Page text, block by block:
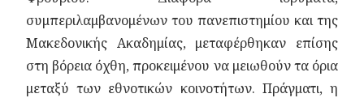
συμπεριλαμβανομένων του πανεπιστημίου και της
Μακεδονικής Ακαδημίας, μεταφέρθηκαν επίσης
στη βόρεια όχθη, προκειμένου να μειωθούν τα όρια
μεταξύ των εθνοτικών κοινοτήτων. Πράγματι, η